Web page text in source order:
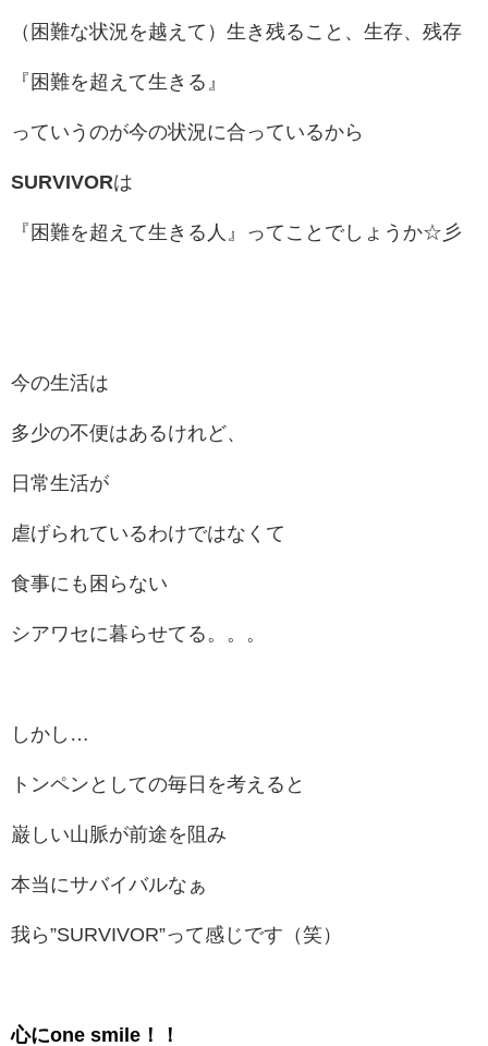
（困難な状況を越えて）生き残ること、生存、残存
『困難を超えて生きる』
っていうのが今の状況に合っているから
SURVIVORは
『困難を超えて生きる人』ってことでしょうか☆彡
今の生活は
多少の不便はあるけれど、
日常生活が
虐げられているわけではなくて
食事にも困らない
シアワセに暮らせてる。。。
しかし…
トンペンとしての毎日を考えると
巌しい山脈が前途を阻み
本当にサバイバルなぁ
我ら”SURVIVOR”って感じです（笑）
心にone smile！！